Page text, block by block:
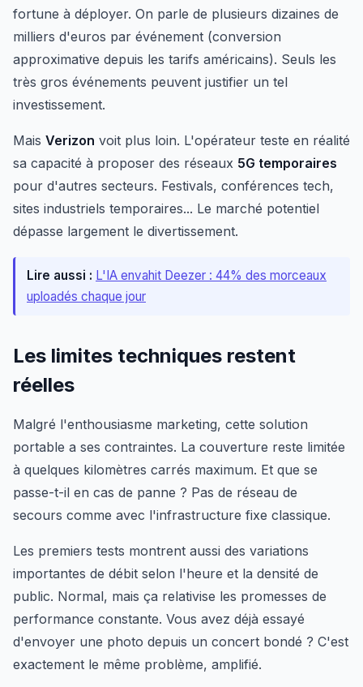
fortune à déployer. On parle de plusieurs dizaines de
milliers d'euros par événement (conversion
approximative depuis les tarifs américains). Seuls les
très gros événements peuvent justifier un tel
investissement.
Mais Verizon voit plus loin. L'opérateur teste en réalité
sa capacité à proposer des réseaux 5G temporaires
pour d'autres secteurs. Festivals, conférences tech,
sites industriels temporaires... Le marché potentiel
dépasse largement le divertissement.
Lire aussi : L'IA envahit Deezer : 44% des morceaux
uploadés chaque jour
Les limites techniques restent
réelles
Malgré l'enthousiasme marketing, cette solution
portable a ses contraintes. La couverture reste limitée
à quelques kilomètres carrés maximum. Et que se
passe-t-il en cas de panne ? Pas de réseau de
secours comme avec l'infrastructure fixe classique.
Les premiers tests montrent aussi des variations
importantes de débit selon l'heure et la densité de
public. Normal, mais ça relativise les promesses de
performance constante. Vous avez déjà essayé
d'envoyer une photo depuis un concert bondé ? C'est
exactement le même problème, amplifié.